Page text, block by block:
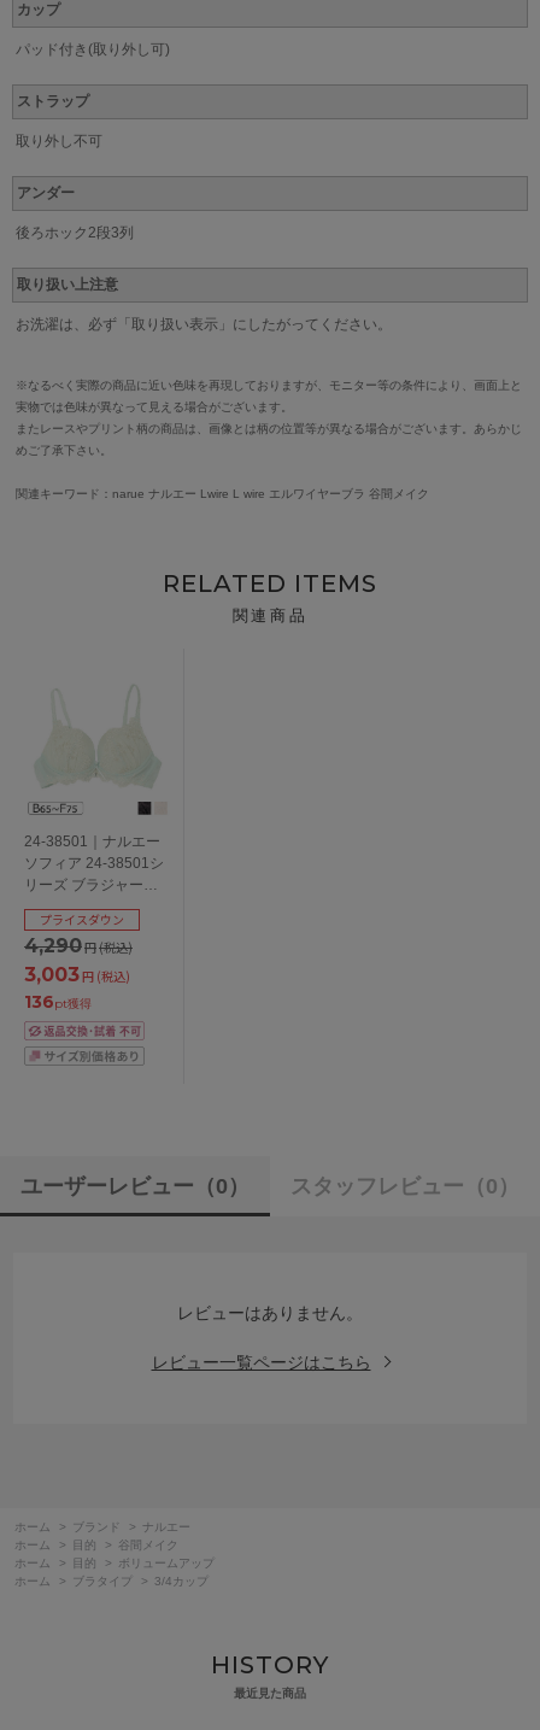
カップ
パッド付き(取り外し可)
ストラップ
取り外し不可
アンダー
後ろホック2段3列
取り扱い上注意
お洗濯は、必ず「取り扱い表示」にしたがってください。
※なるべく実際の商品に近い色味を再現しておりますが、モニター等の条件により、画面上と
実物では色味が異なって見える場合がございます。
またレースやプリント柄の商品は、画像とは柄の位置等が異なる場合がございます。あらかじ
めご了承下さい。
関連キーワード：narue ナルエー Lwire L wire エルワイヤーブラ 谷間メイク
RELATED ITEMS
関連商品
24-38501｜ナルエー
ソフィア 24-38501シ
リーズ ブラジャー単
品 Ｌワイヤーブラ
BCDEFカップ アンダ
ー65/70/75cm
4,290円(税込)
プライスダウン
3,003円 (税込)
136pt獲得
ユーザーレビュー （0） スタッフレビュー （0）
レビューはありません。
レビュー一覧ページはこちら
ホーム > ブランド > ナルエー
ホーム
> 目的 >
谷間メイク
ホーム
> 目的 >
ボリュームアップ
ホーム
> ブラタイプ > 3/4カップ
HISTORY
最近見た商品